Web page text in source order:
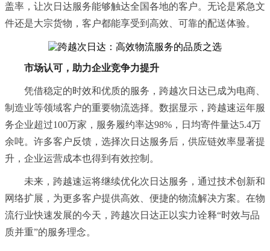
盖率，让次日达服务能够触达全国各地的客户。无论是紧急文
件还是大宗货物，客户都能享受到高效、可靠的配送体验。
市场认可，助力企业竞争力提升
凭借稳定的时效和优质的服务，跨越次日达已成为电商、
制造业等领域客户的重要物流选择。数据显示，跨越速运年服
务企业超过100万家，服务履约率达98%，日均寄件量达5.4万
余吨。许多客户反馈，选择次日达服务后，供应链效率显著提
升，企业运营成本也得到有效控制。
未来，跨越速运将继续优化次日达服务，通过技术创新和
网络扩展，为更多客户提供高效、便捷的物流解决方案。在物
流行业快速发展的今天，跨越次日达正以实力诠释“时效与品
质并重”的服务理念。